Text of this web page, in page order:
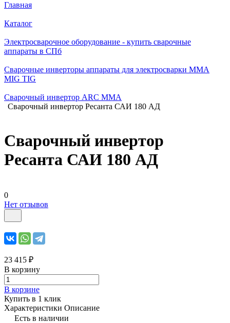
Главная
Каталог
Электросварочное оборудование - купить сварочные
аппараты в СПб
Сварочные инверторы аппараты для электросварки MMA
MIG TIG
Сварочный инвертор ARC MMA
Сварочный инвертор Ресанта САИ 180 АД
Сварочный инвертор
Ресанта САИ 180 АД
0
Нет отзывов
23 415 ₽
В корзину
В корзине
Купить в 1 клик
Характеристики Описание
Есть в наличии